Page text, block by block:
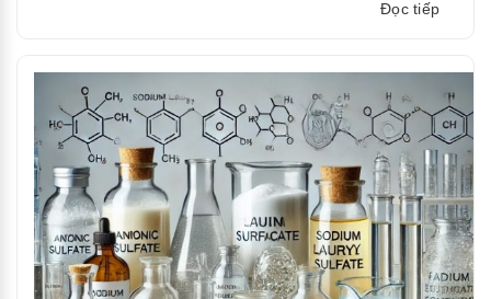
Đọc tiếp“Máy
hay
cửa
trên:
Đâu
là
lựa
chọn
tốt